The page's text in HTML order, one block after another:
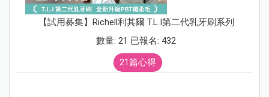
【試用募集】Richell利其爾 T.L.I第二代乳牙刷系列
數量: 21 已報名: 432
21篇心得